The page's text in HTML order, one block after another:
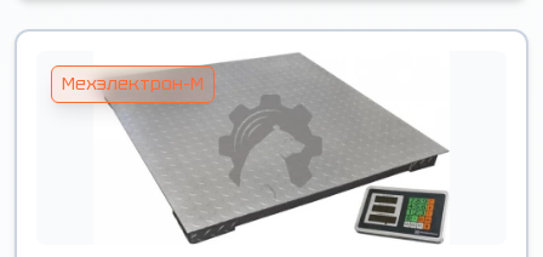
Мехэлектрон-М